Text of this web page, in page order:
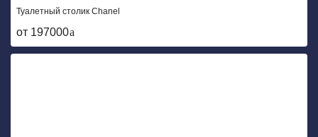
Туалетный столик Chanel
от 197000